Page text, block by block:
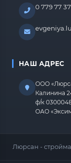
0 779 77
НАШ АДРЕС
ООО
Калинина
ф/к
ОАО
Люрсан -